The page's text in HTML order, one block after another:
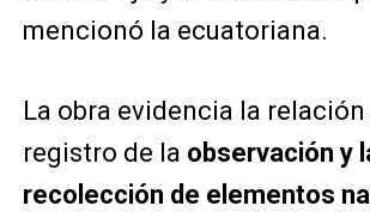
mencionó la ecuatoriana.
La obra evidencia la
registro de la observación y
recolección de elementos